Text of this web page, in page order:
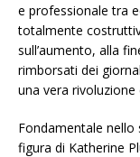
e professionale tra
totalmente
sull’aumento, alla
rimborsati dei
una vera rivoluzione
Fondamentale nello
figura di Katherine